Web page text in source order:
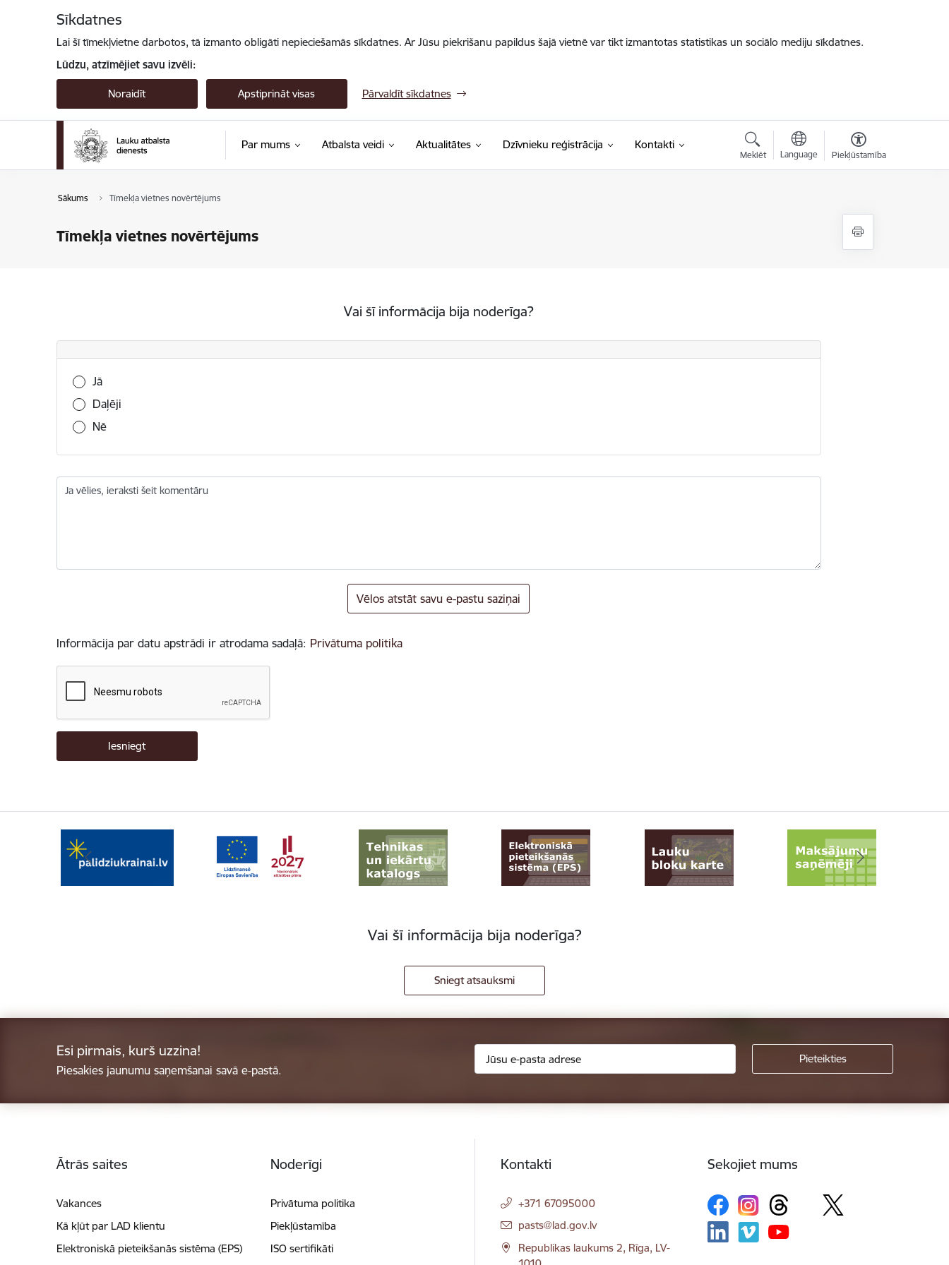
Sīkdatnes
Lai šī tīmekļvietne darbotos, tā izmanto obligāti nepieciešamās sīkdatnes. Ar Jūsu piekrišanu papildus šajā vietnē var tikt izmantotas statistikas un sociālo mediju sīkdatnes.
Lūdzu, atzīmējiet savu izvēli:
Noraidīt Apstiprināt visas Pārvaldīt sīkdatnes
Par mums Atbalsta veidi Aktualitātes Dzīvnieku reģistrācija Kontakti
Meklēt Language Piekļūstamība
Sākums Tīmekļa vietnes novērtējums
Tīmekļa vietnes novērtējums
Vai šī informācija bija noderīga?
Vai šī informācija bija noderīga?
Jā
Daļēji
Nē
Ja vēlies, ieraksti šeit komentāru
Vēlos atstāt savu e-pastu saziņai
Informācija par datu apstrādi ir atrodama sadaļā: Privātuma politika
Vai šī informācija bija noderīga?
Sniegt atsauksmi
Esi pirmais, kurš uzzina!
Piesakies jaunumu saņemšanai savā e-pastā.
Ātrās saites
Vakances
Kā kļūt par LAD klientu
Elektroniskā pieteikšanās sistēma (EPS)
Noderīgi
Privātuma politika
Piekļūstamība
ISO sertifikāti
Kontakti
+371 67095000
E-pasts:
pasts@lad.gov.lv
Republikas laukums 2, Rīga, LV-
Sekojiet mums